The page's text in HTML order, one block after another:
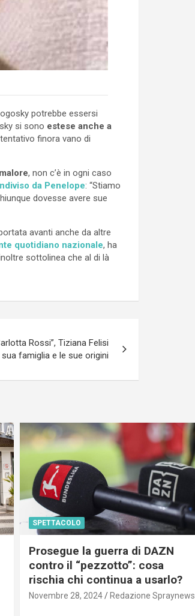
potrebbe essersi
si sono estese anche a
finora vano di
, non c’è in ogni caso
da Penelope: “Stiamo
dovesse avere sue
avanti anche da altre
quotidiano nazionale, ha
sottolinea che al di là
Rossi”, Tiziana Felisi
famiglia e le sue origini
SPETTACOLO
Prosegue la guerra di DAZN
contro il “pezzotto”: cosa
rischia chi continua a usarlo?
Novembre 28, 2024 Redazione Spraynews